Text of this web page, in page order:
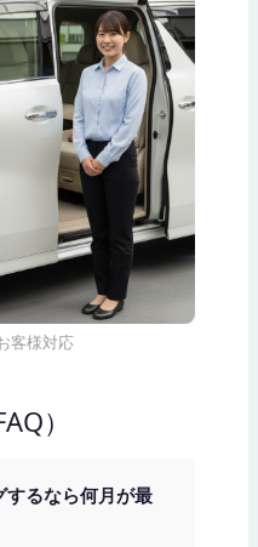
客様対応
）
するなら何月が最